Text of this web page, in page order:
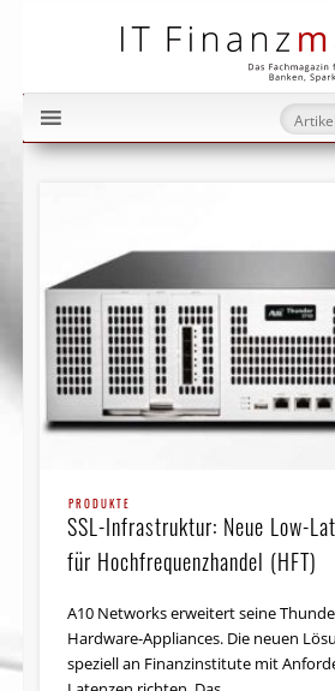
PRODUKTE
SSL-Infrastruktur: Neue Low-
für Hochfrequenzhandel (HFT)
A10 Networks erweitert seine
Hardware-Appliances. Die neuen
speziell an Finanz­in­sti­tute mit